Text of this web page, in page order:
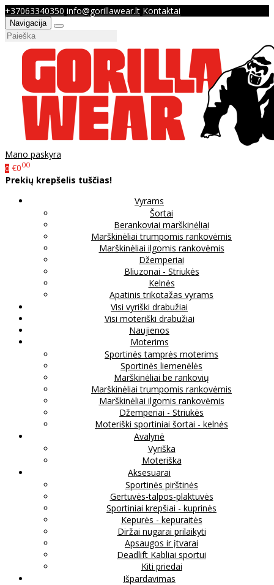
+37063340350 info@gorillawear.lt Kontaktai
Navigacija
Mano paskyra
0 €000
Prekių krepšelis tuščias!
Vyrams
Šortai
Berankoviai marškinėliai
Marškinėliai trumpomis rankovėmis
Marškinėliai ilgomis rankovėmis
Džemperiai
Bliuzonai - Striukės
Kelnės
Apatinis trikotažas vyrams
Visi vyriški drabužiai
Visi moteriški drabužiai
Naujienos
Moterims
Sportinės tamprės moterims
Sportinės liemenėlės
Marškinėliai be rankovių
Marškinėliai trumpomis rankovėmis
Marškinėliai ilgomis rankovėmis
Džemperiai - Striukės
Moteriški sportiniai šortai - kelnės
Avalynė
Vyriška
Moteriška
Aksesuarai
Sportinės pirštinės
Gertuvės-talpos-plaktuvės
Sportiniai krepšiai - kuprinės
Kepurės - kepuraitės
Diržai nugarai prilaikyti
Apsaugos ir įtvarai
Deadlift Kabliai sportui
Kiti priedai
Išpardavimas